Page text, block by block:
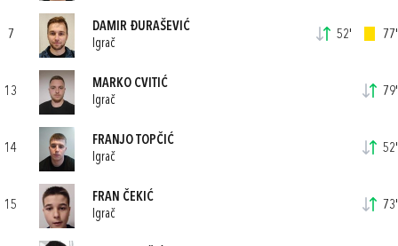
7
DAMIR ĐURAŠEVIĆ
Igrač
52' 77'
13
MARKO CVITIĆ
Igrač
79'
14
FRANJO TOPČIĆ
Igrač
52'
15
FRAN ČEKIĆ
Igrač
73'